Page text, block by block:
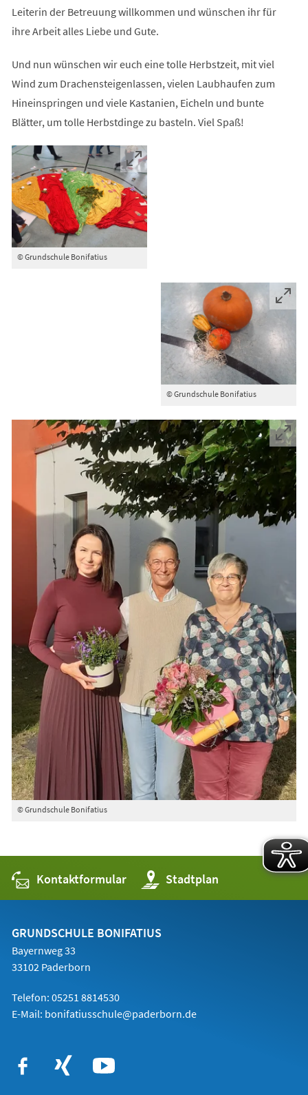
Leiterin der Betreuung willkommen und wünschen ihr für
ihre Arbeit alles Liebe und Gute.
Und nun wünschen wir euch eine tolle Herbstzeit, mit viel
Wind zum Drachensteigenlassen, vielen Laubhaufen zum
Hineinspringen und viele Kastanien, Eicheln und bunte
Blätter, um tolle Herbstdinge zu basteln. Viel Spaß!
© Grundschule Bonifatius
© Grundschule Bonifatius
© Grundschule Bonifatius
Kontaktformular Stadtplan
(Öffnet
in
einem
Tab)
GRUNDSCHULE BONIFATIUS
Bayernweg 33
33102 Paderborn
Telefon: 05251 8814530
E-Mail: bonifatiusschule@paderborn.de